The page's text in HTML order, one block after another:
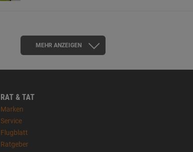
MEHR ANZEIGEN
RAT & TAT
Marken
Service
Flugblatt
Ratgeber